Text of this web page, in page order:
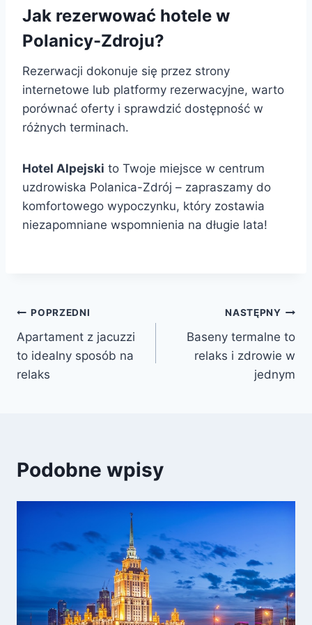
Jak rezerwować hotele w
Polanicy-Zdroju?
Rezerwacji dokonuje się przez strony
internetowe lub platformy rezerwacyjne, warto
porównać oferty i sprawdzić dostępność w
różnych terminach.
Hotel Alpejski to Twoje miejsce w centrum
uzdrowiska Polanica-Zdrój – zapraszamy do
komfortowego wypoczynku, który zostawia
niezapomniane wspomnienia na długie lata!
Nawigacja
wpisu
POPRZEDNI
Apartament z jacuzzi
to idealny sposób na
relaks
NASTĘPNY
Baseny termalne to
relaks i zdrowie w
jednym
Podobne wpisy